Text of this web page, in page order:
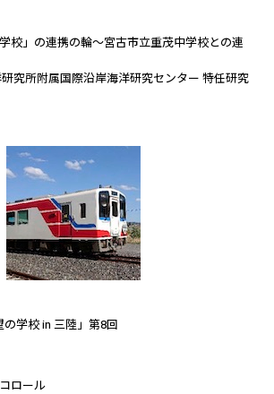
校」の連携の輪～宮古市立重茂中学校との連
研究所附属国際沿岸海洋研究センター 特任研究
の学校 in 三陸」第8回
ロール